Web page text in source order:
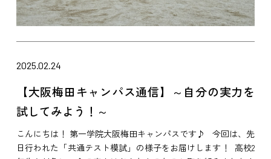
2025.02.24
【大阪梅田キャンパス通信】～自分の実力を
試してみよう！～
こんにちは！ 第一学院大阪梅田キャンパスです♪ 今回は、先
日行われた「共通テスト模試」の様子をお届けします！ 高校2